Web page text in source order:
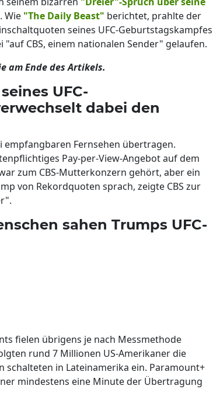
Wie "The Daily Beast" berichtet, prahlte der
seines UFC-Geburtstagskampfes
CBS, einem nationalen Sender" gelaufen.
am Ende des Artikels.
UFC-
dabei den
Fernsehen übertragen.
Pay-per-View-Angebot auf dem
zum CBS-Mutterkonzern gehört, aber ein
von Rekordquoten sprach, zeigte CBS zur
sahen Trumps UFC-
fielen übrigens je nach Messmethode
rund 7 Millionen US-Amerikaner die
schalteten in Lateinamerika ein. Paramount+
mindestens eine Minute der Übertragung